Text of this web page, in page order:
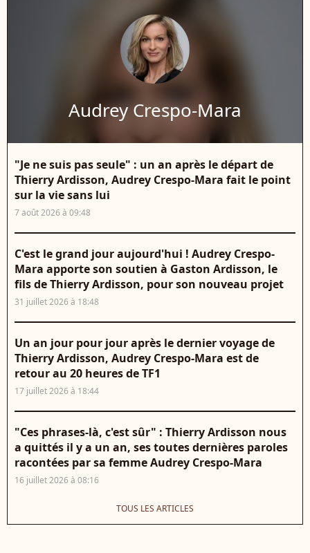
Audrey Crespo-Mara
"Je ne suis pas seule" : un an après le départ de
Thierry Ardisson, Audrey Crespo-Mara fait le point
sur la vie sans lui
7 août 2026 à 09:48
C'est le grand jour aujourd'hui ! Audrey Crespo-
Mara apporte son soutien à Gaston Ardisson, le
fils de Thierry Ardisson, pour son nouveau projet
31 juillet 2026 à 18:48
Un an jour pour jour après le dernier voyage de
Thierry Ardisson, Audrey Crespo-Mara est de
retour au 20 heures de TF1
17 juillet 2026 à 18:44
"Ces phrases-là, c'est sûr" : Thierry Ardisson nous
a quittés il y a un an, ses toutes dernières paroles
racontées par sa femme Audrey Crespo-Mara
16 juillet 2026 à 08:16
TOUS LES ARTICLES